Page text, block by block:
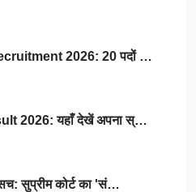
2026: 20 पदों …
2026: यहाँ देखें अपना स्…
सुप्रीम कोर्ट का 'सं…